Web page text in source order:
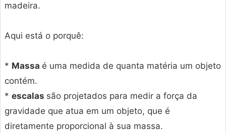
madeira.
Aqui está o porquê:
* Massa é uma medida de quanta matéria um objeto
contém.
* escalas são projetados para medir a força da
gravidade que atua em um objeto, que é
diretamente proporcional à sua massa.